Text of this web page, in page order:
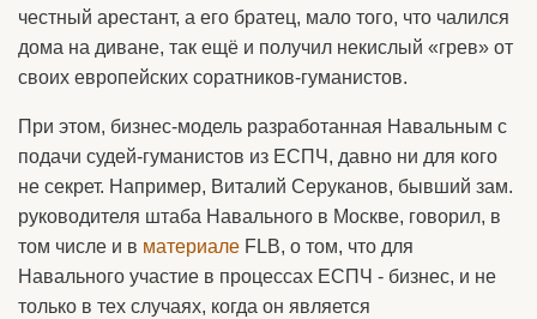
честный арестант, а его братец, мало того, что чалился
дома на диване, так ещё и получил некислый «грев» от
своих европейских соратников-гуманистов.
При этом, бизнес-модель разработанная Навальным с
подачи судей-гуманистов из ЕСПЧ, давно ни для кого
не секрет. Например, Виталий Серуканов, бывший зам.
руководителя штаба Навального в Москве, говорил, в
том числе и в материале FLB, о том, что для
Навального участие в процессах ЕСПЧ - бизнес, и не
только в тех случаях, когда он является